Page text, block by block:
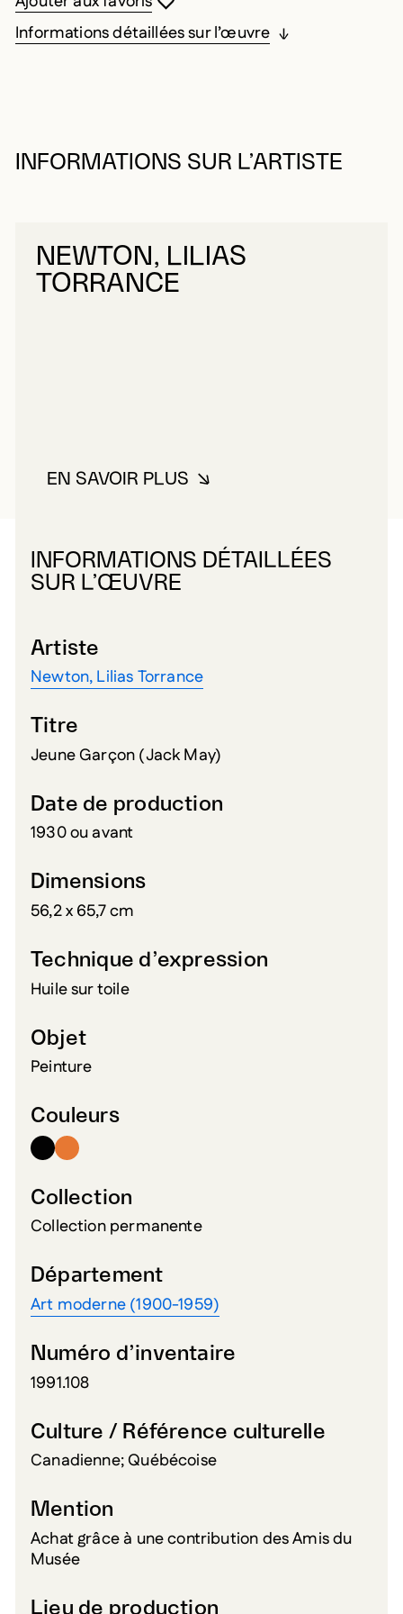
Informations détaillées sur l’œuvre
INFORMATIONS SUR L’ARTISTE
NEWTON, LILIAS
TORRANCE
EN SAVOIR PLUSÀ PROPOS DE NEWTON, LILIAS
INFORMATIONS DÉTAILLÉES
SUR L’ŒUVRE
Artiste
Newton, Lilias Torrance
Titre
Jeune Garçon (Jack May)
Date de production
1930 ou avant
Dimensions
56,2 x 65,7 cm
Technique d’expression
Huile sur toile
Objet
Peinture
Couleurs
Collection
Collection permanente
Département
Art moderne (1900-1959)
Numéro d’inventaire
1991.108
Culture / Référence culturelle
Canadienne; Québécoise
Mention
Achat grâce à une contribution des Amis du
Musée
Lieu de production